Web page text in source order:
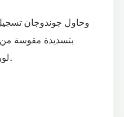
بتسديدة مقوسة
لوريس في إبعادها إلى ركلة ركنية.